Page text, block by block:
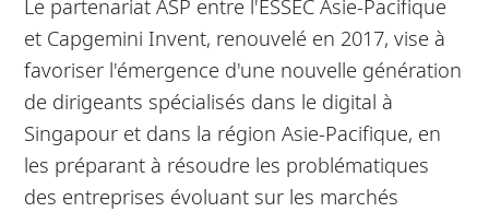
Le partenariat ASP entre l'ESSEC Asie-Pacifique
et Capgemini Invent, renouvelé en 2017, vise à
favoriser l'émergence d'une nouvelle génération
de dirigeants spécialisés dans le digital à
Singapour et dans la région Asie-Pacifique, en
les préparant à résoudre les problématiques
des entreprises évoluant sur les marchés